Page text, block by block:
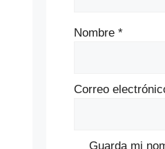
Nombre *
Correo
Guarda mi